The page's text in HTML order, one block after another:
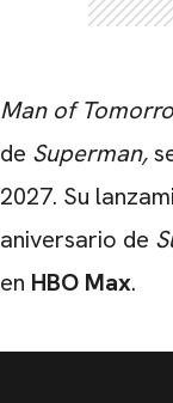
Man of
de Superman,
2027. Su
aniversario de
en HBO Max.